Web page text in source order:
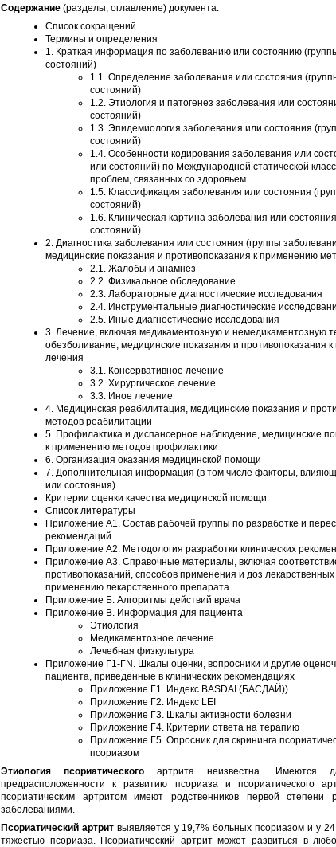
Содержание (разделы, оглавление) документа:
Список сокращений
Термины и определения
1. Краткая информация по заболеванию или состоянию
состояний)
1.1. Определение заболевания или состояния
состояний)
1.2. Этиология и патогенез заболевания или
состояний)
1.3. Эпидемиология заболевания или состояния
состояний)
1.4. Особенности кодирования заболевания или
или состояний) по Международной статической
проблем, связанных со здоровьем
1.5. Классификация заболевания или состояния
состояний)
1.6. Клиническая картина заболевания или
состояний)
2. Диагностика заболевания или состояния (группы
медицинские показания и противопоказания к применению
2.1. Жалобы и анамнез
2.2. Физикальное обследование
2.3. Лабораторные диагностические исследования
2.4. Инструментальные диагностические
2.5. Иные диагностические исследования
3. Лечение, включая медикаментозную и немедикаментозную
обезболивание, медицинские показания и противопоказания
лечения
3.1. Консервативное лечение
3.2. Хирургическое лечение
3.3. Иное лечение
4. Медицинская реабилитация, медицинские показания и
методов реабилитации
5. Профилактика и диспансерное наблюдение, медицинские
к применению методов профилактики
6. Организация оказания медицинской помощи
7. Дополнительная информация (в том числе факторы,
или состояния)
Критерии оценки качества медицинской помощи
Список литературы
Приложение А1. Состав рабочей группы по разработке и
рекомендаций
Приложение А2. Методология разработки клинических
Приложение А3. Справочные материалы, включая
противопоказаний, способов применения и доз
применению лекарственного препарата
Приложение Б. Алгоритмы действий врача
Приложение В. Информация для пациента
Этиология
Медикаментозное лечение
Лечебная физкультура
Приложение Г1-ГN. Шкалы оценки, вопросники и другие
пациента, приведённые в клинических рекомендациях
Приложение Г1. Индекс BASDAI (БАСДАЙ))
Приложение Г2. Индекс LEI
Приложение Г3. Шкалы активности болезни
Приложение Г4. Критерии ответа на терапию
Приложение Г5. Опросник для скрининга
псориазом
Этиология псориатического артрита неизвестна. Имеются
предрасположенности к развитию псориаза и псориатического
псориатическим артритом имеют родственников первой степени
заболеваниями.
Псориатический артритвыявляется у 19,7% больных псориазом и у
тяжестью псориаза. Псориатический артрит может развиться в